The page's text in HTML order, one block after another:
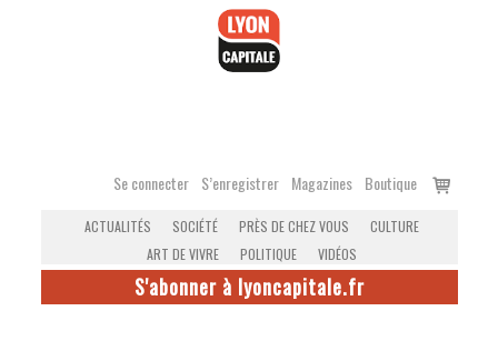
Se connecter S’enregistrer Magazines Boutique
Voir
ACTUALITÉS SOCIÉTÉ PRÈS DE CHEZ VOUS
CULTURE
ART DE VIVRE
POLITIQUE VIDÉOS
S'abonner à lyoncapitale.fr